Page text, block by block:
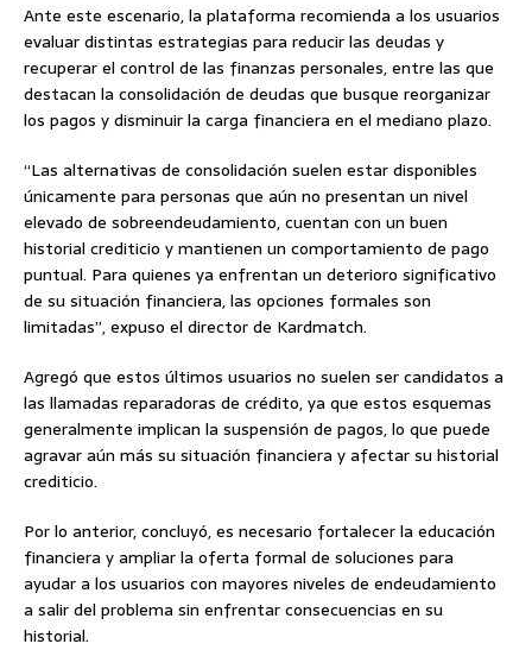
Ante este escenario, la plataforma recomienda a los usuarios
evaluar distintas estrategias para reducir las deudas y
recuperar el control de las finanzas personales, entre las que
destacan la consolidación de deudas que busque reorganizar
los pagos y disminuir la carga financiera en el mediano plazo.
“Las alternativas de consolidación suelen estar disponibles
únicamente para personas que aún no presentan un nivel
elevado de sobreendeudamiento, cuentan con un buen
historial crediticio y mantienen un comportamiento de pago
puntual. Para quienes ya enfrentan un deterioro significativo
de su situación financiera, las opciones formales son
limitadas”, expuso el director de Kardmatch.
Agregó que estos últimos usuarios no suelen ser candidatos a
las llamadas reparadoras de crédito, ya que estos esquemas
generalmente implican la suspensión de pagos, lo que puede
agravar aún más su situación financiera y afectar su historial
crediticio.
Por lo anterior, concluyó, es necesario fortalecer la educación
financiera y ampliar la oferta formal de soluciones para
ayudar a los usuarios con mayores niveles de endeudamiento
a salir del problema sin enfrentar consecuencias en su
historial.